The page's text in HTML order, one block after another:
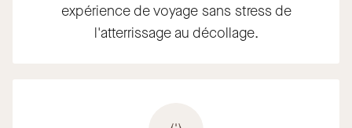
expérience de voyage sans stress de
l'atterrissage au décollage.